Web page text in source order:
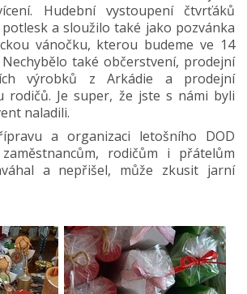
Hudební vystoupení čtvrťáků
a sloužilo také jako pozvánka
vánočku, kterou budeme ve 14
také občerstvení, prodejní
výrobků z Arkádie a prodejní
rodičů. Je super, že jste s námi byli
naladili.
a organizaci letošního DOD
rodičům i přátelům
a nepřišel, může zkusit jarní